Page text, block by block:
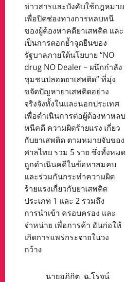
ข่าวสารและบังคับใช้กฎหมาย
เพื่อปิดช่องทางการหลบหนี
ของผู้ต้องหาคดียาเสพติด และ
เป็นการตอกย้ำจุดยืนของ
รัฐบาลภายใต้นโยบาย “NO
drug NO Dealer – ผนึกกำลัง
ชุมชนปลอดยาเสพติด” ที่มุ่ง
ขจัดปัญหายาเสพติดอย่าง
จริงจังทั้งในและนอกประเทศ
เพื่อดำเนินการต่อผู้ต้องหาหลบ
หนีคดี ความผิดร้ายแรง เกี่ยว
กับยาเสพติด ตามหมายจับของ
ศาลไทย รวม 5 ราย ซึ่งทั้งหมด
ถูกดำเนินคดีในข้อหาสมคบ
และร่วมกันกระทำความผิด
ร้ายแรงเกี่ยวกับยาเสพติด
ประเภท 1 และ 2 รวมถึง
การนำเข้า ครอบครอง และ
จำหน่าย เพื่อการค้า อันก่อให้
เกิดการแพร่กระจายในวง
กว้าง
นายอภิกิต ฉ.โรจน์